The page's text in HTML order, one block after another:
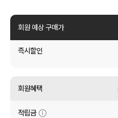
셔츠
원피스
액티브
아우터
회원 예상 구매가
즉시할인
회원혜택
적립금